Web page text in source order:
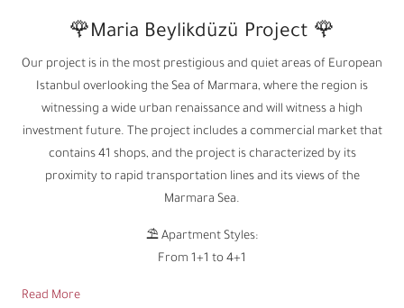
🌹Maria Beylikdüzü Project 🌹
Our project is in the most prestigious and quiet areas of European
Istanbul overlooking the Sea of ​​Marmara, where the region is
witnessing a wide urban renaissance and will witness a high
investment future. The project includes a commercial market that
contains 41 shops, and the project is characterized by its
proximity to rapid transportation lines and its views of the
Marmara Sea.
⛱️ Apartment Styles:
From 1+1 to 4+1
Read More